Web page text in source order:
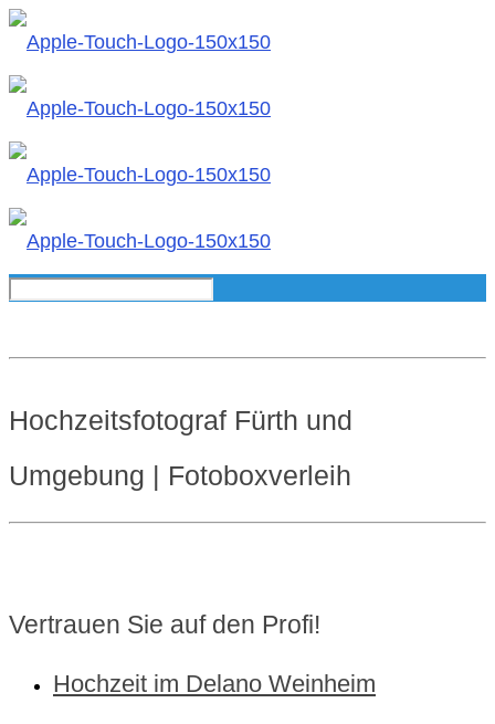
Hochzeitsfotograf Fürth und
Umgebung | Fotoboxverleih
Vertrauen Sie auf den Profi!
Hochzeit im Delano Weinheim